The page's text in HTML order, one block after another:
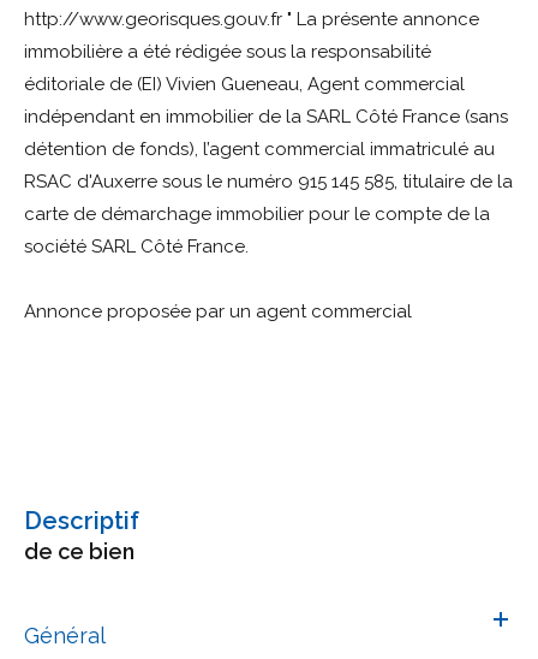
http://www.georisques.gouv.fr " La présente annonce
immobilière a été rédigée sous la responsabilité
éditoriale de (EI) Vivien Gueneau, Agent commercial
indépendant en immobilier de la SARL Côté France (sans
détention de fonds), l’agent commercial immatriculé au
RSAC d'Auxerre sous le numéro 915 145 585, titulaire de la
carte de démarchage immobilier pour le compte de la
société SARL Côté France.
Annonce proposée par un agent commercial
descriptif
de ce bien
Général